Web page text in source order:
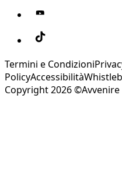
Termini e Condizioni
PolicyAccessibilità
Copyright 2026 ©Avvenire